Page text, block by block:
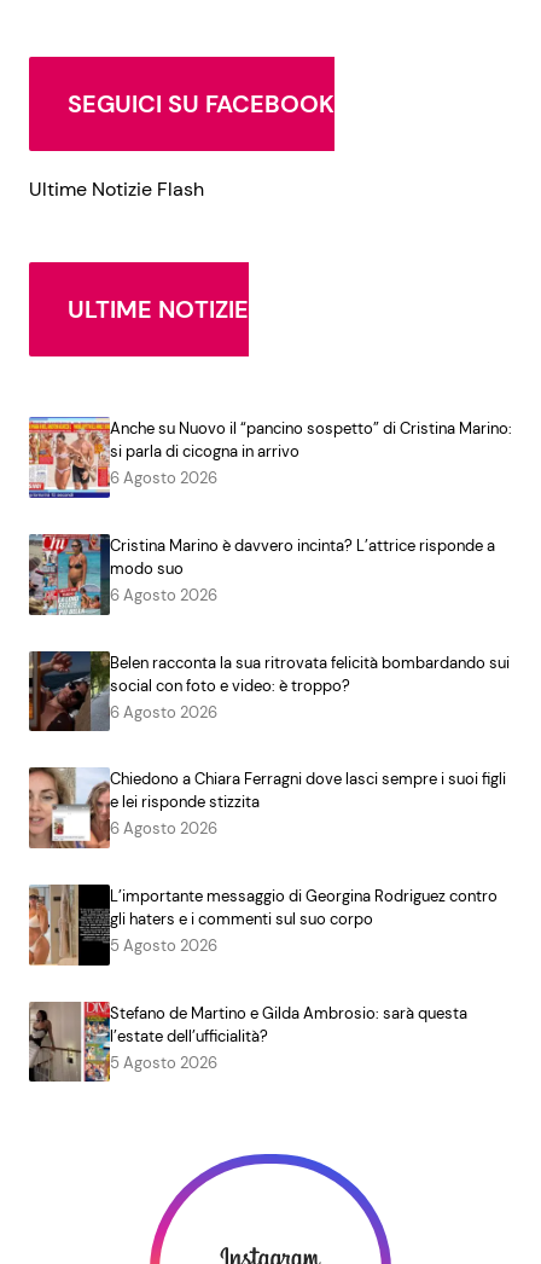
SEGUICI SU FACEBOOK
Ultime Notizie Flash
ULTIME NOTIZIE
Anche su Nuovo il “pancino sospetto” di Cristina Marino:
si parla di cicogna in arrivo
6 Agosto 2026
Cristina Marino è davvero incinta? L’attrice risponde a
modo suo
6 Agosto 2026
Belen racconta la sua ritrovata felicità bombardando sui
social con foto e video: è troppo?
6 Agosto 2026
Chiedono a Chiara Ferragni dove lasci sempre i suoi figli
e lei risponde stizzita
6 Agosto 2026
L’importante messaggio di Georgina Rodriguez contro
gli haters e i commenti sul suo corpo
5 Agosto 2026
Stefano de Martino e Gilda Ambrosio: sarà questa
l’estate dell’ufficialità?
5 Agosto 2026